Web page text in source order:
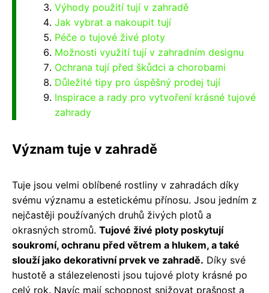
Výhody použití tují v zahradě
Jak vybrat a nakoupit tují
Péče o tujové živé ploty
Možnosti využití tují v zahradním designu
Ochrana tují před škůdci a chorobami
Důležité tipy pro úspěšný prodej tují
Inspirace a rady pro vytvoření krásné tujové
zahrady
Význam tuje v zahradě
Tuje jsou velmi oblíbené rostliny v zahradách díky
svému významu a estetickému přínosu. Jsou jedním z
nejčastěji používaných druhů živých plotů a
okrasných stromů. Tujové živé ploty poskytují
soukromí, ochranu před větrem a hlukem, a také
slouží jako dekorativní prvek ve zahradě. Díky své
hustotě a stálezelenosti jsou tujové ploty krásné po
celý rok. Navíc mají schopnost snižovat prašnost a